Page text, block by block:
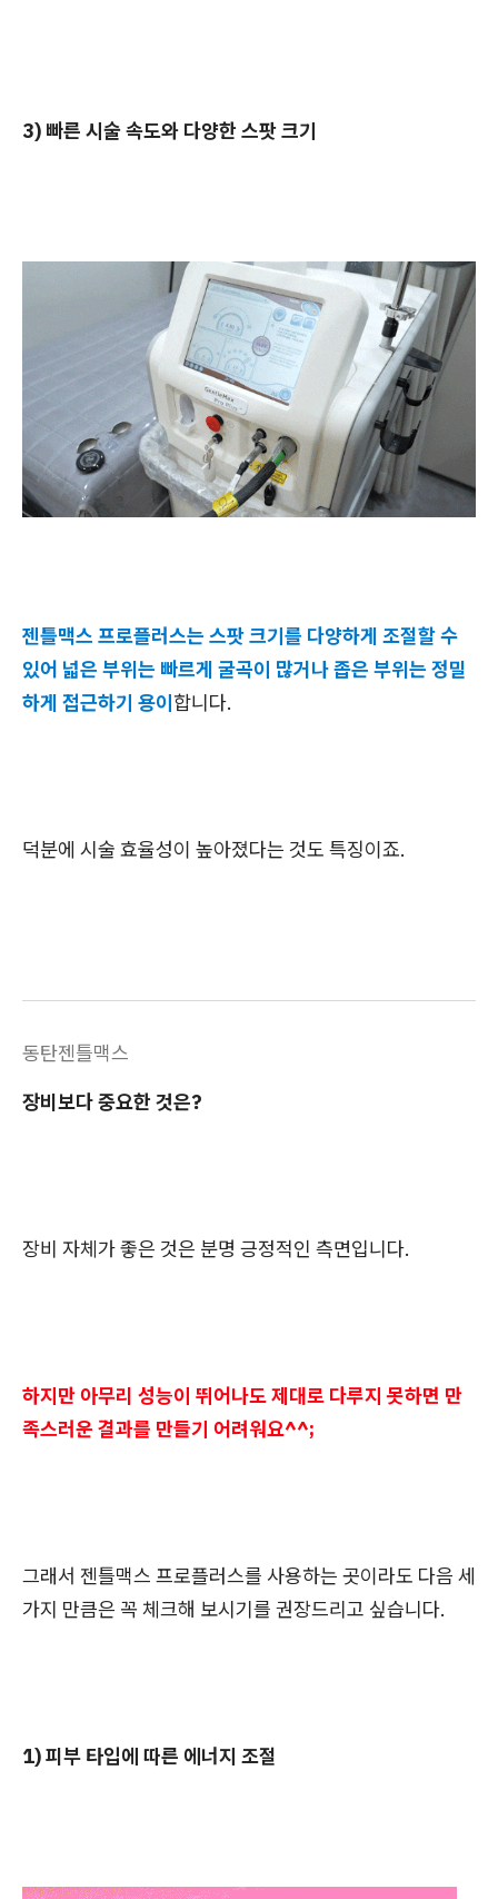
3) 빠른 시술 속도와 다양한 스팟 크기
젠틀맥스 프로플러스는 스팟 크기를 다양하게 조절할 수
있어 넓은 부위는 빠르게 굴곡이 많거나 좁은 부위는 정밀
하게 접근하기 용이합니다.
덕분에 시술 효율성이 높아졌다는 것도 특징이죠.
동탄젠틀맥스
장비보다 중요한 것은?
장비 자체가 좋은 것은 분명 긍정적인 측면입니다.
하지만 아무리 성능이 뛰어나도 제대로 다루지 못하면 만
족스러운 결과를 만들기 어려워요^^;
그래서 젠틀맥스 프로플러스를 사용하는 곳이라도 다음 세
가지 만큼은 꼭 체크해 보시기를 권장드리고 싶습니다.
1) 피부 타입에 따른 에너지 조절